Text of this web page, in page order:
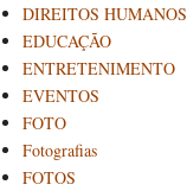
DIREITOS HUMANOS
EDUCAÇÃO
ENTRETENIMENTO
EVENTOS
FOTO
Fotografias
FOTOS